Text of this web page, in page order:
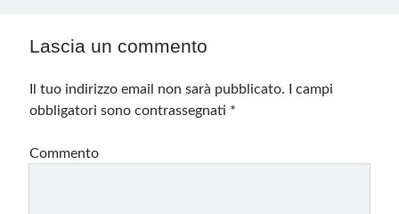
Lascia un commento
Il tuo indirizzo email non sarà pubblicato.
I campi
obbligatori sono contrassegnati *
Commento